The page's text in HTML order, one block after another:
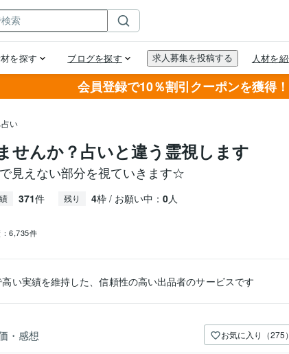
会員登録で10％割引クーポンを獲得！
い
せんか？占いと違う霊視します
見えない部分を視ていきます☆
371件 残り 4枠 / お願い中： 0人
6,735件
い実績を維持した、信頼性の高い出品者のサービスです
・感想 お気に入り（275）